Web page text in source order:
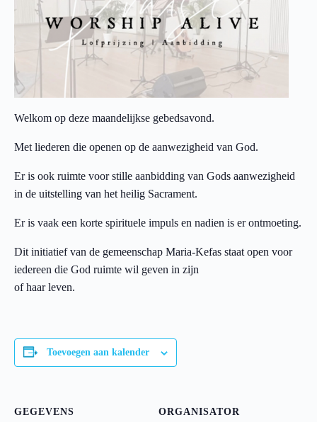
Welkom op deze maandelijkse gebedsavond.
Met liederen die openen op de aanwezigheid van God.
Er is ook ruimte voor stille aanbidding van Gods aanwezigheid
in de uitstelling van het heilig Sacrament.
Er is vaak een korte spirituele impuls en nadien is er ontmoeting.
Dit initiatief van de gemeenschap Maria-Kefas staat open voor
iedereen die God ruimte wil geven in zijn
of haar leven.
Toevoegen aan kalender
GEGEVENS
ORGANISATOR